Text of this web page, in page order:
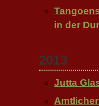
in der
2013
Jutta